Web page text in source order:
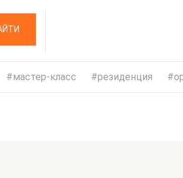
мастер-класс резиденция